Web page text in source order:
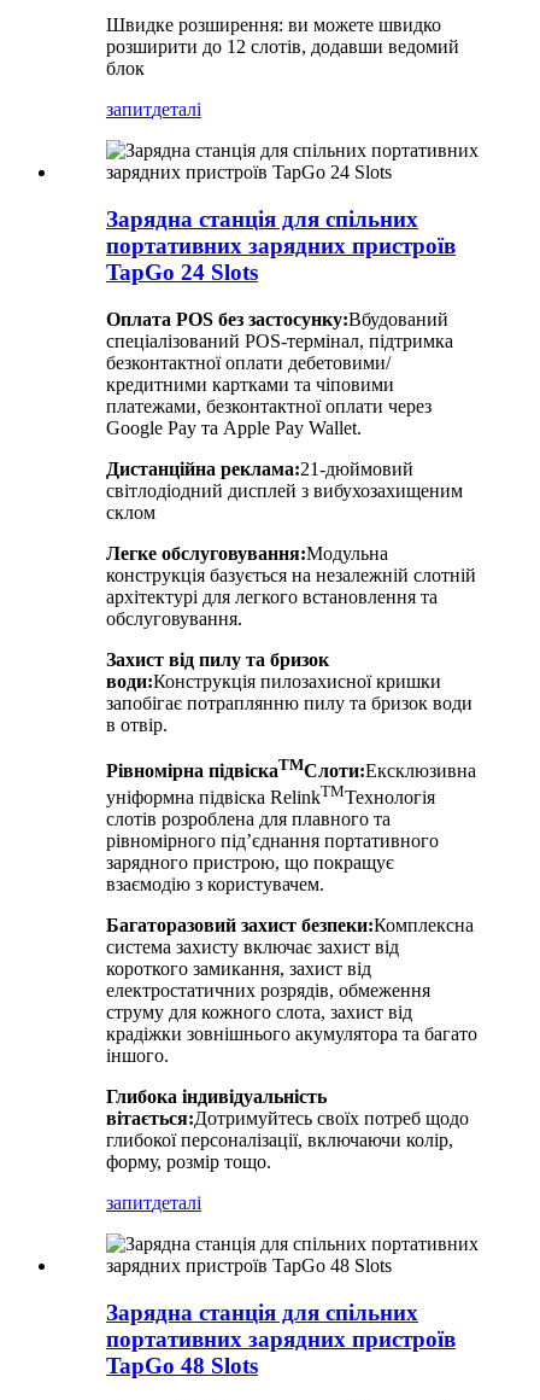
Швидке розширення: ви можете швидко
розширити до 12 слотів, додавши ведомий
блок
запитдеталі
Зарядна станція для спільних
портативних зарядних пристроїв
TapGo 24 Slots
Оплата POS без застосунку:Вбудований
спеціалізований POS-термінал, підтримка
безконтактної оплати дебетовими/
кредитними картками та чіповими
платежами, безконтактної оплати через
Google Pay та Apple Pay Wallet.
Дистанційна реклама:21-дюймовий
світлодіодний дисплей з вибухозахищеним
склом
Легке обслуговування:Модульна
конструкція базується на незалежній слотній
архітектурі для легкого встановлення та
обслуговування.
Захист від пилу та бризок
води:Конструкція пилозахисної кришки
запобігає потраплянню пилу та бризок води
в отвір.
Рівномірна підвіскаTMСлоти:Ексклюзивна
уніформна підвіска RelinkTMТехнологія
слотів розроблена для плавного та
рівномірного під’єднання портативного
зарядного пристрою, що покращує
взаємодію з користувачем.
Багаторазовий захист безпеки:Комплексна
система захисту включає захист від
короткого замикання, захист від
електростатичних розрядів, обмеження
струму для кожного слота, захист від
крадіжки зовнішнього акумулятора та багато
іншого.
Глибока індивідуальність
вітається:Дотримуйтесь своїх потреб щодо
глибокої персоналізації, включаючи колір,
форму, розмір тощо.
запитдеталі
Зарядна станція для спільних
портативних зарядних пристроїв
TapGo 48 Slots